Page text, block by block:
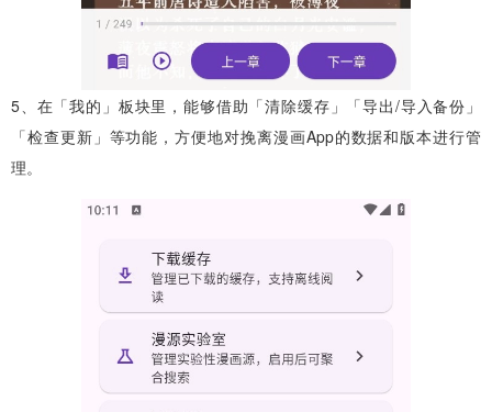
5、在「我的」板块里，能够借助「清除缓存」「导出/导入备份」
「检查更新」等功能，方便地对挽离漫画App的数据和版本进行管
理。